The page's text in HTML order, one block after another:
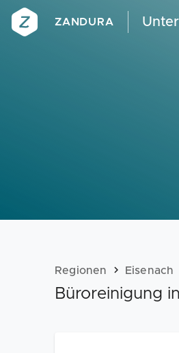
ZANDURA
Regionen Eisenach
Büroreinigung